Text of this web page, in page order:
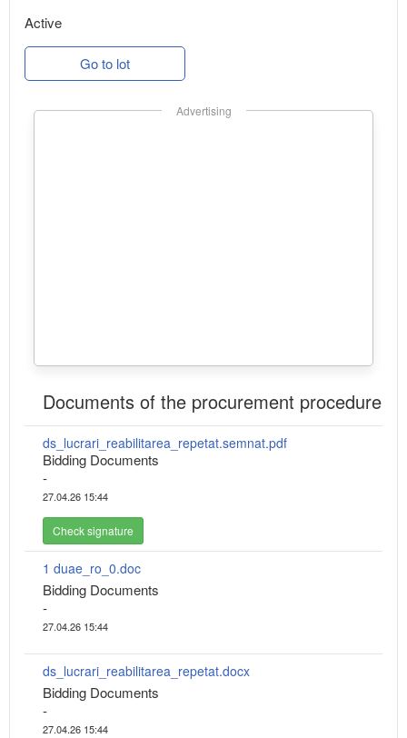
Active
Go to lot
Advertising
Documents of the procurement procedure
ds_lucrari_reabilitarea_repetat.semnat.pdf
Bidding Documents
-
27.04.26 15:44
Check signature
1 duae_ro_0.doc
Bidding Documents
-
27.04.26 15:44
ds_lucrari_reabilitarea_repetat.docx
Bidding Documents
-
27.04.26 15:44